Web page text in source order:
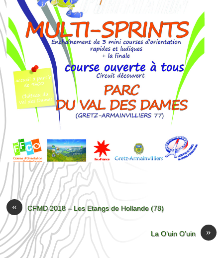
« CFMD 2018 – Les Etangs de Hollande (78)
»
La O’uin O’uin